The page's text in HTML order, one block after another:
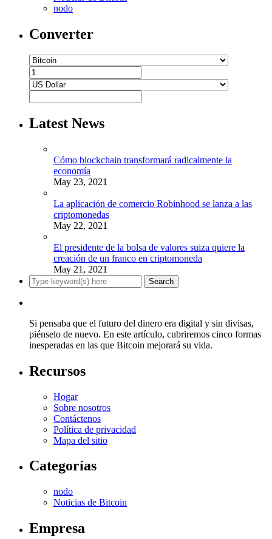
nodo
Converter
Latest News
Cómo blockchain transformará radicalmente la
economía
May 23, 2021
La aplicación de comercio Robinhood se lanza a las
criptomonedas
May 22, 2021
El presidente de la bolsa de valores suiza quiere la
creación de un franco en criptomoneda
May 21, 2021
Si pensaba que el futuro del dinero era digital y sin divisas,
piénselo de nuevo. En este artículo, cubriremos cinco formas
inesperadas en las que Bitcoin mejorará su vida.
Recursos
Hogar
Sobre nosotros
Contáctenos
Política de privacidad
Mapa del sitio
Categorías
nodo
Noticias de Bitcoin
Empresa